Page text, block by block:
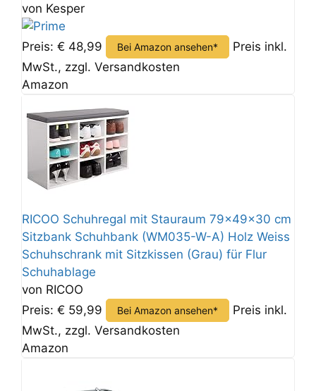
von Kesper
Preis: € 48,99 Bei Amazon ansehen*
Preis inkl.
MwSt., zzgl. Versandkosten
Amazon
RICOO Schuhregal mit Stauraum 79x49x30 cm
Sitzbank Schuhbank (WM035-W-A) Holz Weiss
Schuhschrank mit Sitzkissen (Grau) für Flur
Schuhablage
von RICOO
Preis: € 59,99
Bei Amazon ansehen*
Preis inkl.
MwSt., zzgl. Versandkosten
Amazon